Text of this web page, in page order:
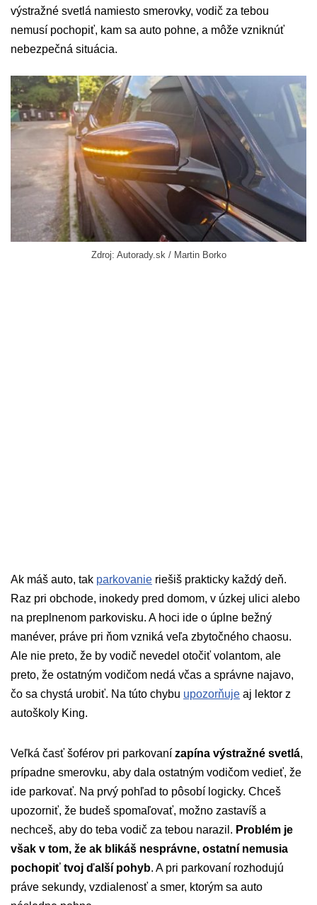
výstražné svetlá namiesto smerovky, vodič za tebou
nemusí pochopiť, kam sa auto pohne, a môže vzniknúť
nebezpečná situácia.
Zdroj: Autorady.sk / Martin Borko
Ak máš auto, tak parkovanie riešiš prakticky každý deň.
Raz pri obchode, inokedy pred domom, v úzkej ulici alebo
na preplnenom parkovisku. A hoci ide o úplne bežný
manéver, práve pri ňom vzniká veľa zbytočného chaosu.
Ale nie preto, že by vodič nevedel otočiť volantom, ale
preto, že ostatným vodičom nedá včas a správne najavo,
čo sa chystá urobiť. Na túto chybu upozorňuje aj lektor z
autoškoly King.
Veľká časť šoférov pri parkovaní zapína výstražné svetlá,
prípadne smerovku, aby dala ostatným vodičom vedieť, že
ide parkovať. Na prvý pohľad to pôsobí logicky. Chceš
upozorniť, že budeš spomaľovať, možno zastavíš a
nechceš, aby do teba vodič za tebou narazil. Problém je
však v tom, že ak blikáš nesprávne, ostatní nemusia
pochopiť tvoj ďalší pohyb. A pri parkovaní rozhodujú
práve sekundy, vzdialenosť a smer, ktorým sa auto